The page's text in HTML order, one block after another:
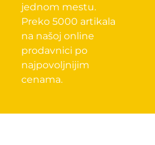
jednom mestu.
Preko 5000 artikala
na našoj online
prodavnici po
najpovoljnijim
cenama.